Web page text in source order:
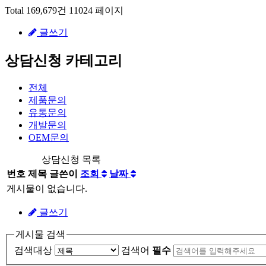
Total 169,679건 11024 페이지
글쓰기
상담신청 카테고리
전체
제품문의
유통문의
개발문의
OEM문의
상담신청 목록
번호 제목 글쓴이 조회
날짜
게시물이 없습니다.
글쓰기
게시물 검색
검색대상
검색어 필수